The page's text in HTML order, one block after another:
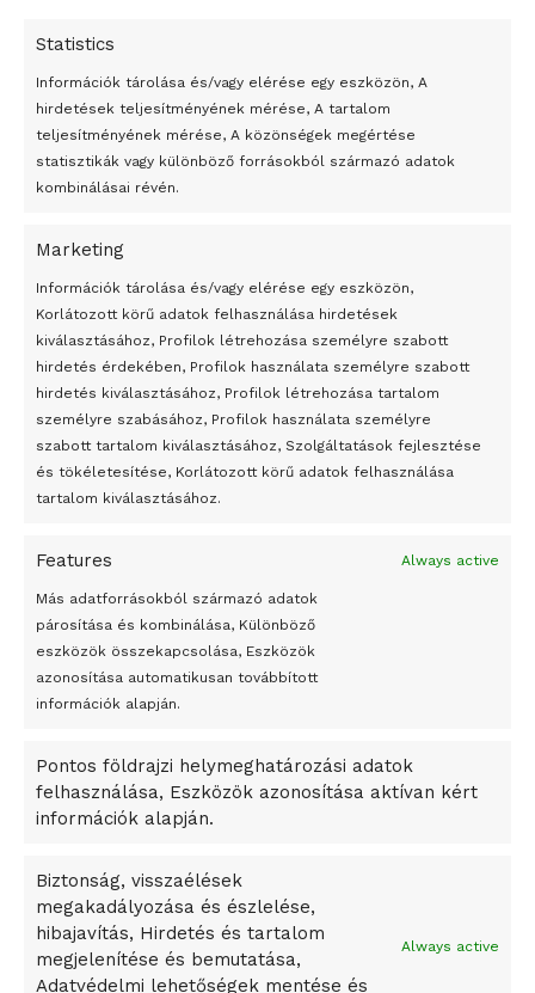
Statistics
Információk tárolása és/vagy elérése egy eszközön, A
hirdetések teljesítményének mérése, A tartalom
teljesítményének mérése, A közönségek megértése
statisztikák vagy különböző forrásokból származó adatok
kombinálásai révén.
Marketing
Információk tárolása és/vagy elérése egy eszközön,
Korlátozott körű adatok felhasználása hirdetések
kiválasztásához, Profilok létrehozása személyre szabott
hirdetés érdekében, Profilok használata személyre szabott
hirdetés kiválasztásához, Profilok létrehozása tartalom
személyre szabásához, Profilok használata személyre
szabott tartalom kiválasztásához, Szolgáltatások fejlesztése
és tökéletesítése, Korlátozott körű adatok felhasználása
tartalom kiválasztásához.
Features Always active
Más adatforrásokból származó adatok
párosítása és kombinálása, Különböző
eszközök összekapcsolása, Eszközök
azonosítása automatikusan továbbított
információk alapján.
Pontos földrajzi helymeghatározási adatok
felhasználása, Eszközök azonosítása aktívan kért
információk alapján.
Biztonság, visszaélések
megakadályozása és észlelése,
hibajavítás, Hirdetés és tartalom
megjelenítése és bemutatása,
Adatvédelmi lehetőségek mentése és
Always active
Átmenetileg szünetelnek az összecsapások Bahmutnál
Egy vagyonért adták el Banksy művét miután elégették.
Az 1950-ben elhunyt alkotók művei szabadon
felhasználhatóvá válnak
Peking – A visegrádi országok zsidó kulturális örökségét
bemutató fotókiállítás nyílt
Megveszi az osztrák Wienerberger az amerikai Meridian
Bricket
A Startup Campus egyetemi programjainak legjobbjai az
A Ringo Starr új albummal jelentkezik
A Vajdasági Magyar Szövetség államtitkárait kinevezték
Dzsingisz kán hódító hadjárata okozta
Kuramagomedov ötödik, Muszukajev elődöntős – Birkózó
világkupa